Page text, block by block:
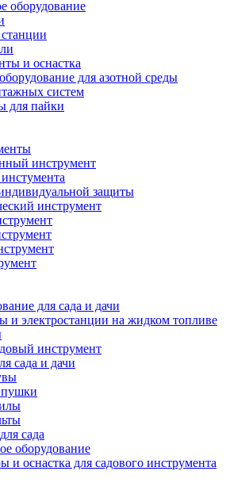
оборудование
и оснастка
для азотной среды
систем
для пайки
инструмент
защиты
инструмент
для сада и дачи
и электростанции на жидком топливе
инструмент
сада и дачи
сада
оборудование
и оснастка для садового инструмента